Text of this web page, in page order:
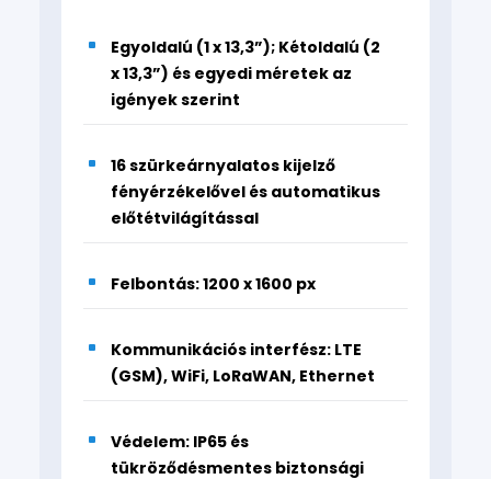
Egyoldalú (1 x 13,3”); Kétoldalú (2
x 13,3”) és egyedi méretek az
igények szerint
16 szürkeárnyalatos kijelző
fényérzékelővel és automatikus
előtétvilágítással
Felbontás: 1200 x 1600 px
Kommunikációs interfész: LTE
(GSM), WiFi, LoRaWAN, Ethernet
Védelem: IP65 és
tükröződésmentes biztonsági